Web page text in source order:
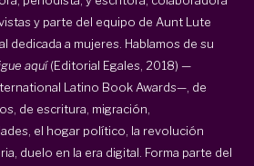
y parte del equipo de Aunt Lute
dedicada a mujeres. Hablamos de su
aquí(Editorial Egales, 2018) —
Latino Book Awards—, de
de escritura, migración,
el hogar político, la revolución
duelo en la era digital. Forma parte del